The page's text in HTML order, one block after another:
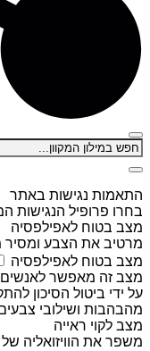
התאמות נגישות באתר
בחרו פרופיל הנגישות
מצב בטוח לאפילפסיה
מרטיב את הצבע ומסיר
מצב בטוח לאפילפסיה
מצב זה מאפשר
על ידי ביטול הסיכון
מהבהבות ושילובי
מצב לקוי ראייה
משפר את הוויזואליה